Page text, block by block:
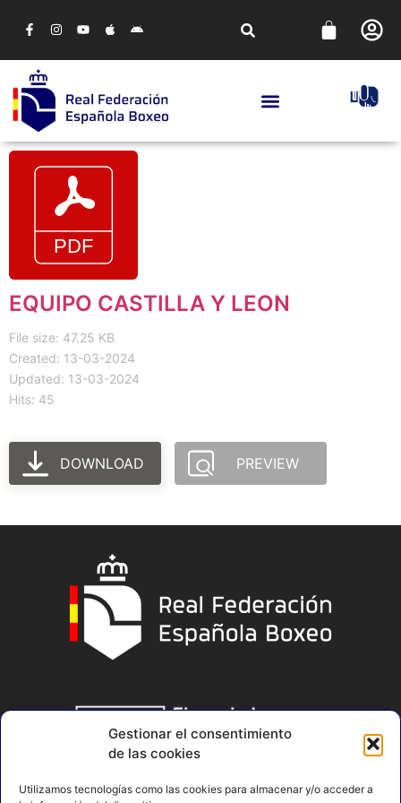
Gestionar el consentimiento
de las cookies
Utilizamos tecnologías como las cookies para almacenar y/o acceder a
EQUIPO CASTILLA Y LEON
File size: 47.25 KB
Created: 13-03-2024
Updated: 13-03-2024
Hits: 45
DOWNLOAD PREVIEW